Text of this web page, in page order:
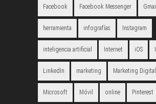
Facebook Facebook Messenger Gmail
herramienta infografías Instagram
inteligencia artificial Internet iOS
LinkedIn marketing Marketing Digital
Microsoft Móvil online Pinterest